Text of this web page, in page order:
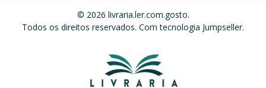
© 2026 livraria.ler.com.gosto.
Todos os direitos reservados. Com tecnologia Jumpseller.